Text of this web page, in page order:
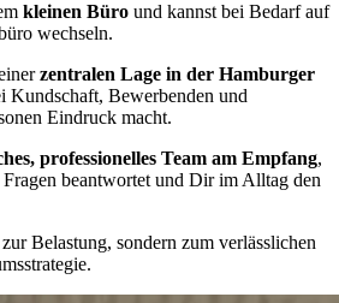
kleinen Büro und kannst bei Bedarf auf
wechseln.
zentralen Lage in der Hamburger
Kundschaft, Bewerbenden und
Eindruck macht.
professionelles Team am Empfang,
Fragen beantwortet und Dir im Alltag den
Belastung, sondern zum verlässlichen